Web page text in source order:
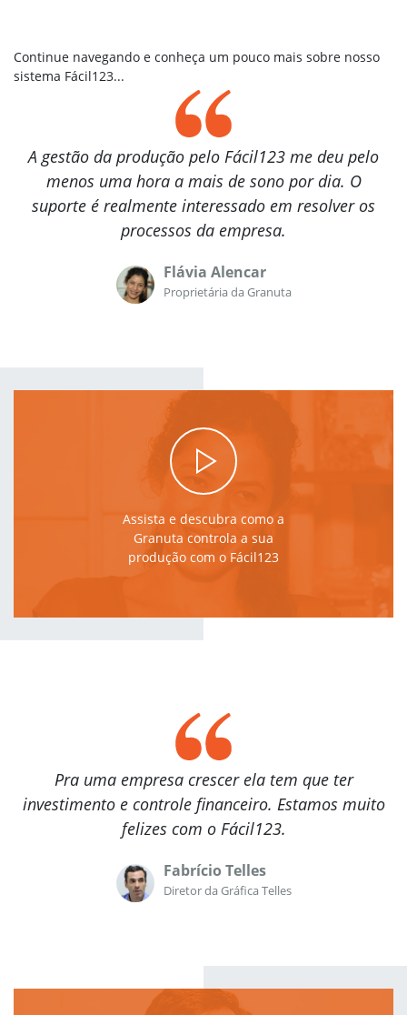
Vendas Externas
Validações em vendas
MDF-e
PDV online
Financeiro
Boleto bancário
Régua de cobrança
DRE Gerencial
Estoque
Compras
Produtos em ponto de compra
Estoque
Expedição
Produção
Quadro de Produção
Custos da produção
Receitas ou bateladas
Validações na produção
SPED Fiscal – Bloco K
PREÇOS
FALE CONOSCO
Continue navegando e conheça um pouco mais sobre nosso
sistema Fácil123...
A gestão da produção pelo Fácil123 me deu pelo
menos uma hora a mais de sono por dia. O
suporte é realmente interessado em resolver os
processos da empresa.
Flávia Alencar
Proprietária da Granuta
Assista e descubra como a
Granuta controla a sua
produção com o Fácil123
Pra uma empresa crescer ela tem que ter
investimento e controle financeiro. Estamos muito
felizes com o Fácil123.
Fabrício Telles
Diretor da Gráfica Telles